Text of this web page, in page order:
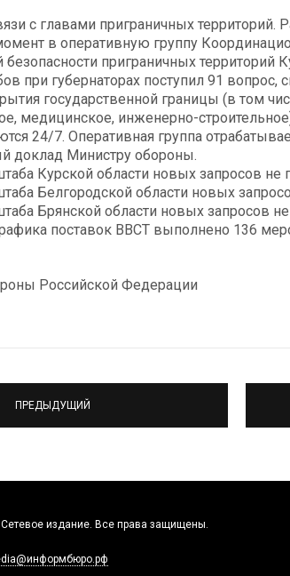
с главами приграничных территорий.
в оперативную группу
приграничных территорий
при губернаторах поступил 91
государственной границы (в том
медицинское, инженерно-
24/7. Оперативная группа
доклад Министру обороны.
Курской области новых запросов
Белгородской области новых
Брянской области новых запросов
поставок ВВСТ выполнено 136
Российской Федерации
ПРЕДЫДУЩИЙ
издание. Все права защищены.